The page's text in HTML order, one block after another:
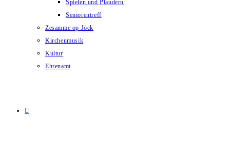
Spielen und Plaudern
Seniorentreff
Zesamme op Jöck
Kirchenmusik
Kultur
Ehrenamt
Website-